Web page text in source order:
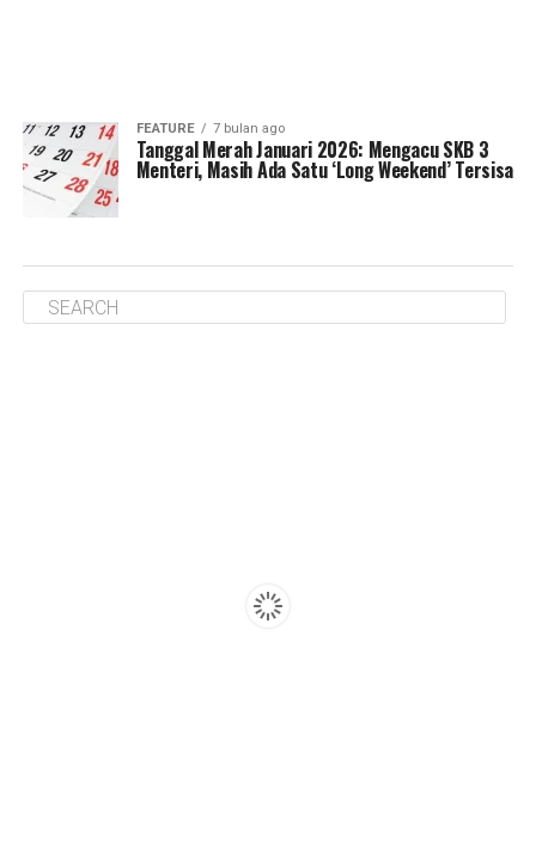
FEATURE 7 bulan ago
Tanggal Merah Januari 2026: Mengacu SKB 3
Menteri, Masih Ada Satu ‘Long Weekend’ Tersisa